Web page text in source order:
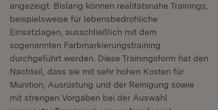
angezeigt. Bislang können realitätsnahe Trainings,
beispielsweise für lebensbedrohliche
Einsatzlagen, ausschließlich mit dem
sogenannten Farbmarkierungstraining
durchgeführt werden. Diese Trainingsform hat den
Nachteil, dass sie mit sehr hohen Kosten für
Munition, Ausrüstung und der Reinigung sowie
mit strengen Vorgaben bei der Auswahl